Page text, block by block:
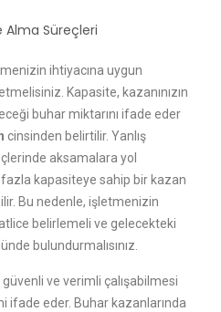
ihtiyacına uygun
Kapasite, kazanınızın
buhar miktarını ifade eder
cinsinden belirtilir. Yanlış
aksamalara yol
kapasiteye sahip bir kazan
Bu nedenle, işletmenizin
belirlemeli ve gelecekteki
bulundurmalısınız.
güvenli ve verimli çalışabilmesi
ifade eder. Buhar kazanlarında